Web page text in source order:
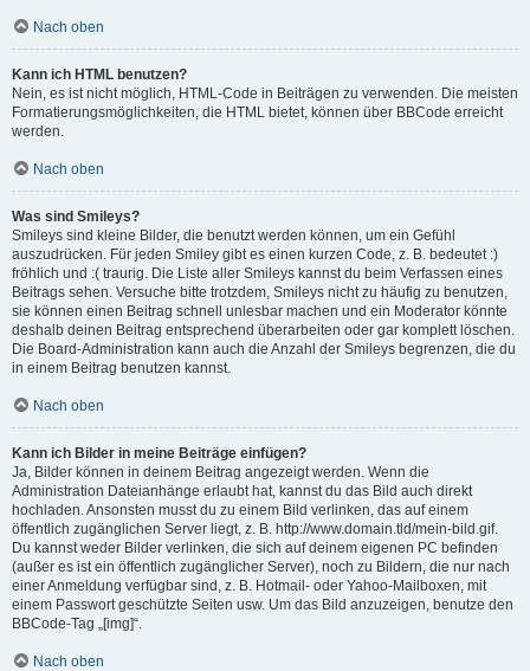
Nach oben
Kann ich HTML benutzen?
Nein, es ist nicht möglich, HTML-Code in Beiträgen zu verwenden. Die meisten
Formatierungsmöglichkeiten, die HTML bietet, können über BBCode erreicht
werden.
Nach oben
Was sind Smileys?
Smileys sind kleine Bilder, die benutzt werden können, um ein Gefühl
auszudrücken. Für jeden Smiley gibt es einen kurzen Code, z. B. bedeutet :)
fröhlich und :( traurig. Die Liste aller Smileys kannst du beim Verfassen eines
Beitrags sehen. Versuche bitte trotzdem, Smileys nicht zu häufig zu benutzen,
sie können einen Beitrag schnell unlesbar machen und ein Moderator könnte
deshalb deinen Beitrag entsprechend überarbeiten oder gar komplett löschen.
Die Board-Administration kann auch die Anzahl der Smileys begrenzen, die du
in einem Beitrag benutzen kannst.
Nach oben
Kann ich Bilder in meine Beiträge einfügen?
Ja, Bilder können in deinem Beitrag angezeigt werden. Wenn die
Administration Dateianhänge erlaubt hat, kannst du das Bild auch direkt
hochladen. Ansonsten musst du zu einem Bild verlinken, das auf einem
öffentlich zugänglichen Server liegt, z. B. http://www.domain.tld/mein-bild.gif.
Du kannst weder Bilder verlinken, die sich auf deinem eigenen PC befinden
(außer es ist ein öffentlich zugänglicher Server), noch zu Bildern, die nur nach
einer Anmeldung verfügbar sind, z. B. Hotmail- oder Yahoo-Mailboxen, mit
einem Passwort geschützte Seiten usw. Um das Bild anzuzeigen, benutze den
BBCode-Tag „[img]“.
Nach oben